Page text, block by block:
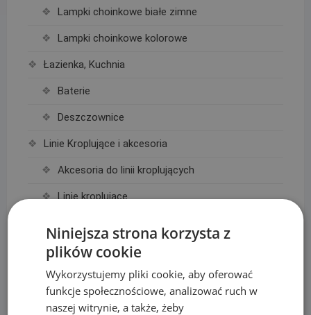
Lampki choinkowe białe zimne
Lampki choinkowe kolorowe
Łazienka, Kuchnia
Baterie
Deszczownice
Linie Kroplujące i akcesoria
Akcesoria do linii kroplujących
Linie kroplujące
Mikronawadnianie
Narzędzia
Nawozy do trawy
Niniejsza strona korzysta z
plików cookie
Wykorzystujemy pliki cookie, aby oferować
funkcje społecznościowe, analizować ruch w
naszej witrynie, a także, żeby